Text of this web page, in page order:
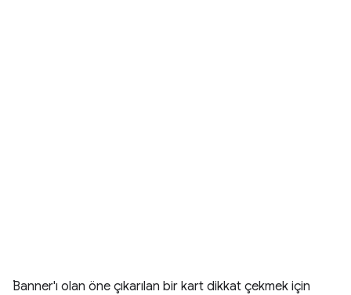
.
Banner'ı olan öne çıkarılan bir kart dikkat çekmek için